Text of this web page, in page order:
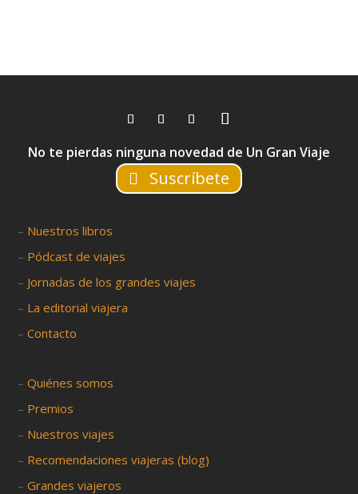
No te pierdas ninguna novedad de Un Gran Viaje
Suscríbete
– Nuestros libros
– Pódcast de viajes
– Jornadas de los grandes viajes
– La editorial viajera
–Contacto
–Quiénes somos
– Premios
– Nuestros viajes
– Recomendaciones viajeras (blog)
–Grandes viajeros